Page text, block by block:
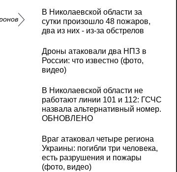
В Николаевской области за
сутки произошло 48 пожаров,
два из них - из-за обстрелов
Дроны атаковали два НПЗ в
России: что известно (фото,
видео)
В Николаевской области не
работают линии 101 и 112: ГСЧС
назвала альтернативный номер.
ОБНОВЛЕНО
Враг атаковал четыре региона
Украины: погибли три человека,
есть разрушения и пожары
(фото, видео)